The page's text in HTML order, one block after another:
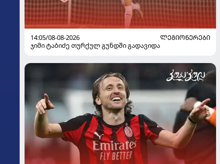
14:05/08-08-2026
ᲚᲔᲒᲘᲝᲜᲔᲠᲔᲑᲘ
ჯიმი ტაბიძე თურქულ გუნდში გადავიდა